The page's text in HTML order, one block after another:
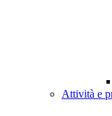
Attività e